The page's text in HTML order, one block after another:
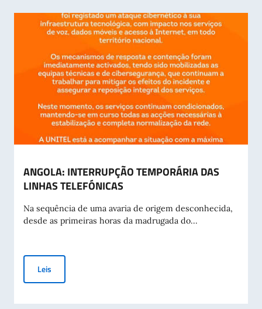
ANGOLA: INTERRUPÇÃO TEMPORÁRIA DAS
LINHAS TELEFÓNICAS
Na sequência de uma avaria de origem desconhecida,
desde as primeiras horas da madrugada do...
Leis